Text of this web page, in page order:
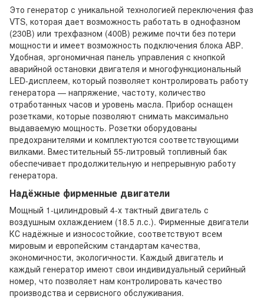
Это генератор с уникальной технологией переключения фаз
VTS, которая дает возможность работать в однофазном
(230В) или трехфазном (400В) режиме почти без потери
мощности и имеет возможность подключения блока АВР.
Удобная, эргономичная панель управления с кнопкой
аварийной остановки двигателя и многофункциональный
LED-дисплеем, который позволяет контролировать работу
генератора — напряжение, частоту, количество
отработанных часов и уровень масла. Прибор оснащен
розетками, которые позволяют снимать максимально
выдаваемую мощность. Розетки оборудованы
предохранителями и комплектуются соответствующими
вилками. Вместительный 55-литровый топливный бак
обеспечивает продолжительную и непрерывную работу
генератора.
Надёжные фирменные двигатели
Мощный 1-цилиндровый 4-х тактный двигатель с
воздушным охлаждением (18.5 л.с.). Фирменные двигатели
КС надёжные и износостойкие, соответствуют всем
мировым и европейским стандартам качества,
экономичности, экологичности. Каждый двигатель и
каждый генератор имеют свои индивидуальный серийный
номер, что позволяет нам контролировать качество
производства и сервисного обслуживания.